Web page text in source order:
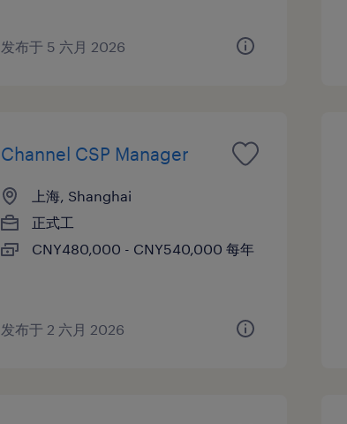
发布于 5 六月 2026
Channel CSP Manager
上海, Shanghai
正式工
CNY480,000 - CNY540,000 每年
发布于 2 六月 2026